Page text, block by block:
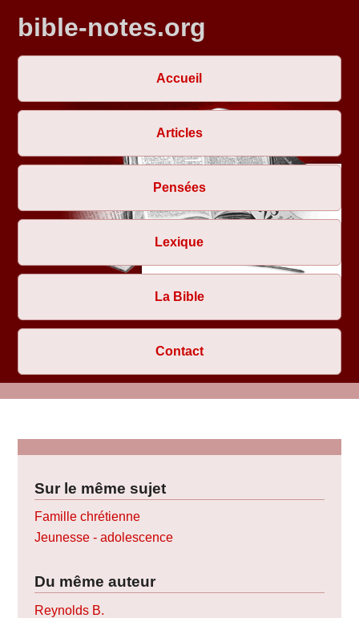
bible-notes.org
Accueil
Articles
Pensées
Lexique
La Bible
Contact
Sur le même sujet
Famille chrétienne
Jeunesse - adolescence
Du même auteur
Reynolds B.